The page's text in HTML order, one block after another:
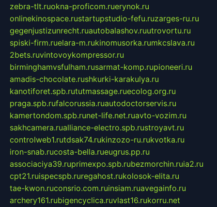
zebra-tlt.ruokna-proficom.ruerynok.ru
onlinekinospace.rustartupstudio-fefu.ruzarges-ru.ru
gegenjustizunrecht.ruautobalashov.ruutrovortu.ru
spiski-firm.ruelara-m.rukinomusorka.rumkcslava.ru
2bets.ruvintovoykompressor.ru
birminghamvsfulham.rusarmat-komp.rupioneeri.ru
amadis-chocolate.rushkurki-karakulya.ru
kanotiforet.spb.rututmassage.ruecolog.org.ru
praga.spb.rufalcorussia.ruautodoctorservis.ru
kamertondom.spb.runet-life.net.ruavto-vozim.ru
sakhcamera.rualliance-electro.spb.rustroyavt.ru
controlweb1.rutdsak74.rukinzozo-ru.rukvotka.ru
iron-snab.rucosta-bella.rueugrus.pp.ru
associaciya39.ruprimexpo.spb.rubezmorchin.ruia2.ru
cpt21.ruispecspb.ruregahost.rukolosok-elita.ru
tae-kwon.ruconsrio.com.ruinsiam.ruavegainfo.ru
archery161.rubigencyclica.ruvlast16.rukorru.net